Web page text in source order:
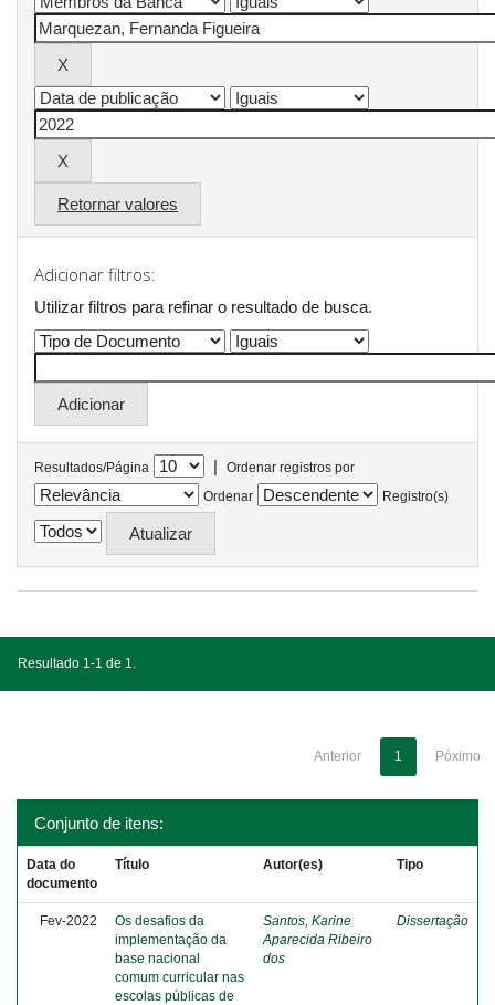
Retornar valores
Adicionar filtros:
Utilizar filtros para refinar o resultado de busca.
Resultados/Página |
Ordenar registros por
Ordenar
Registro(s)
Resultado 1-1 de 1.
Anterior 1 Póximo
Conjunto de itens:
Data do
documento
Título Autor(es) Tipo
Fev-2022
Os desafios da
implementação da
base nacional
comum curricular nas
escolas públicas de
Santos, Karine
Aparecida Ribeiro
dos
Dissertação